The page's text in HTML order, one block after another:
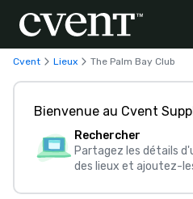
Cvent Lieux The Palm Bay Club
Bienvenue au Cvent
Rechercher
Partagez les détails
des lieux et ajoutez-